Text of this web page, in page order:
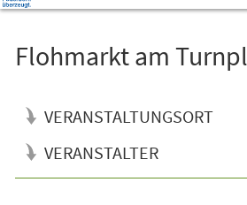
Flohmarkt am
VERANSTALTUNGSORT
VERANSTALTER